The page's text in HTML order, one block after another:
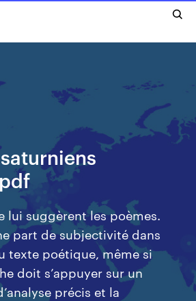
lui suggèrent les poèmes.
part de subjectivité dans
texte poétique, même si
doit s’appuyer sur un
précis et la